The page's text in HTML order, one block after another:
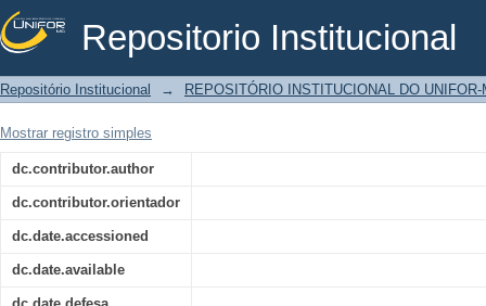
Repositorio Institucional
Fit Measure: desenvolvimento de
Flutter e MongoDB Atlas
Repositório Institucional → REPOSITÓRIO INSTITUCIONAL DO UNIFOR-
Mostrar registro simples
dc.contributor.author
dc.contributor.orientador
dc.date.accessioned
dc.date.available